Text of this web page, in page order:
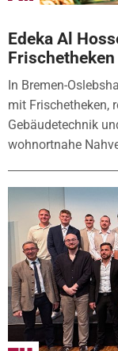
Edeka Al
Frischetheken
In Bremen-
mit Frischetheken,
Gebäudetechnik
wohnortnahe